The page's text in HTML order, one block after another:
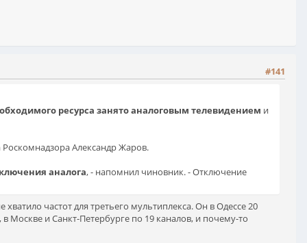
#141
ресурса занято аналоговым телевидением и
Александр Жаров.
аналога, - напомнил чиновник. - Отключение
частот для третьего мультиплекса. Он в Одессе 20
Москве и Санкт-Петербурге по 19 каналов, и почему-то